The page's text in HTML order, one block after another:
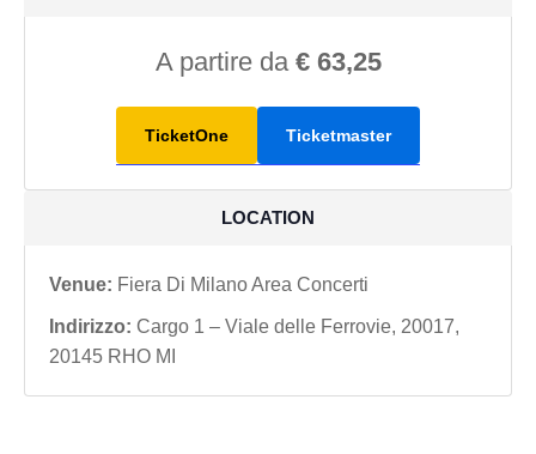
A partire da € 63,25
TicketOne Ticketmaster
LOCATION
Venue: Fiera Di Milano Area Concerti
Indirizzo: Cargo 1 – Viale delle Ferrovie, 20017,
20145 RHO MI